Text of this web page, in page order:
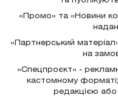
«Промо» та «Новини
«Партнерський
на
«Спецпроєкт» -
кастомному
редакцією